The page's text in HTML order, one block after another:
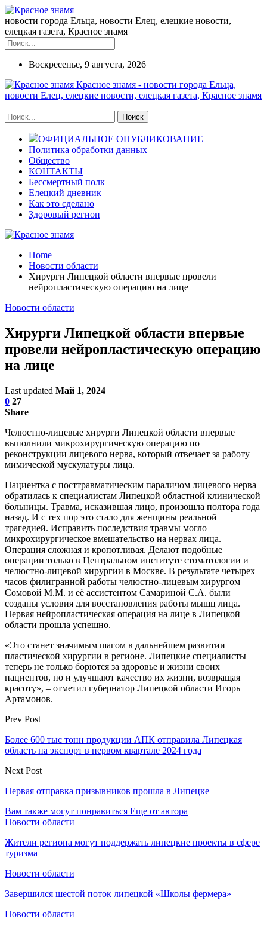
новости города Ельца, новости Елец, елецкие новости,
елецкая газета, Красное знамя
Воскресенье, 9 августа, 2026
Красное знамя - новости города Ельца,
новости Елец, елецкие новости, елецкая газета, Красное знамя
ОФИЦИАЛЬНОЕ ОПУБЛИКОВАНИЕ
Политика обработки данных
Общество
КОНТАКТЫ
Бессмертный полк
Елецкий дневник
Как это сделано
Здоровый регион
Home
Новости области
Хирурги Липецкой области впервые провели
нейропластическую операцию на лице
Новости области
Хирурги Липецкой области впервые
провели нейропластическую операцию
на лице
Last updated Май 1, 2024
0 27
Share
Челюстно-лицевые хирурги Липецкой области впервые
выполнили микрохирургическую операцию по
реконструкции лицевого нерва, который отвечает за работу
мимической мускулатуры лица.
Пациентка с посттравматическим параличом лицевого нерва
обратилась к специалистам Липецкой областной клинической
больницы. Травма, исказившая лицо, произошла полтора года
назад. И с тех пор это стало для женщины реальной
трагедией. Исправить последствия травмы могло
микрохирургическое вмешательство на нервах лица.
Операция сложная и кропотливая. Делают подобные
операции только в Центральном институте стоматологии и
челюстно-лицевой хирургии в Москве. В результате четырех
часов филигранной работы челюстно-лицевым хирургом
Сомовой М.М. и её ассистентом Самариной С.А. были
созданы условия для восстановления работы мышц лица.
Первая нейропластическая операция на лице в Липецкой
области прошла успешно.
«Это станет значимым шагом в дальнейшем развитии
пластической хирургии в регионе. Липецкие специалисты
теперь не только борются за здоровье и жизни своих
пациентов, но и улучшают качество их жизни, возвращая
красоту», – отметил губернатор Липецкой области Игорь
Артамонов.
Prev Post
Более 600 тыс тонн продукции АПК отправила Липецкая
область на экспорт в первом квартале 2024 года
Next Post
Первая отправка призывников прошла в Липецке
Вам также могут понравиться Еще от автора
Новости области
Жители региона могут поддержать липецкие проекты в сфере
туризма
Новости области
Завершился шестой поток липецкой «Школы фермера»
Новости области